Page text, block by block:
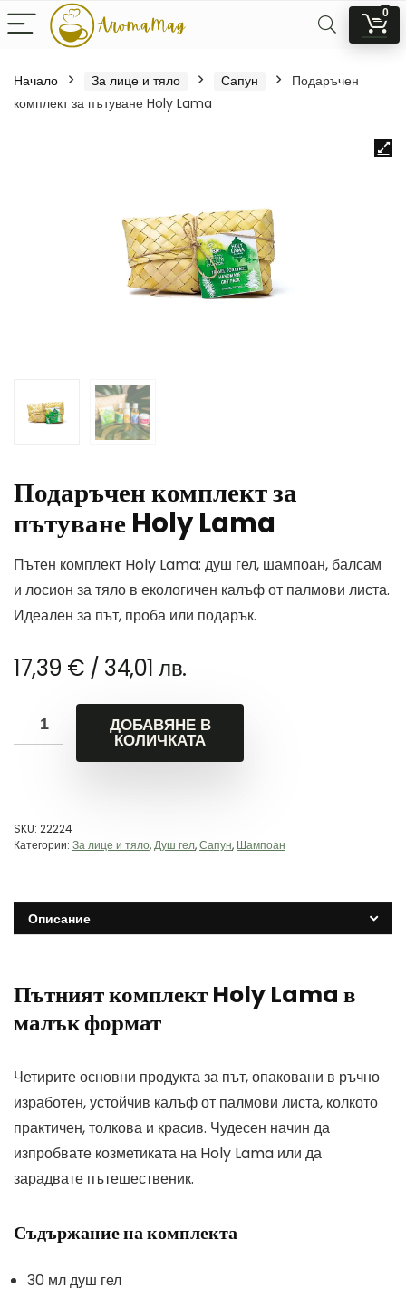
0
Начало За лице и тяло Сапун
Подаръчен
комплект за пътуване Holy Lama
Подаръчен комплект за
пътуване Holy Lama
Пътен комплект Holy Lama: душ гел, шампоан, балсам
и лосион за тяло в екологичен калъф от палмови листа.
Идеален за път, проба или подарък.
17,39 € / 34,01 лв.
ДОБАВЯНЕ В
КОЛИЧКАТА
SKU: 22224
Категории: За лице и тяло,Душ гел,Сапун, Шампоан
Описание
Пътният комплект Holy Lama в
малък формат
Четирите основни продукта за път, опаковани в ръчно
изработен, устойчив калъф от палмови листа, колкото
практичен, толкова и красив. Чудесен начин да
изпробвате козметиката на Holy Lama или да
зарадвате пътешественик.
Съдържание на комплекта
30 мл душ гел